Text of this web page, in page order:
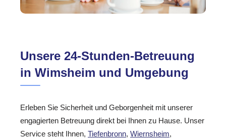
Unsere 24-Stunden-Betreuung
in Wimsheim und Umgebung
Erleben Sie Sicherheit und Geborgenheit mit unserer
engagierten Betreuung direkt bei Ihnen zu Hause. Unser
Service steht Ihnen, Tiefenbronn, Wiernsheim,